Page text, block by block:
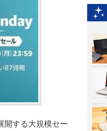
開する大規模セー